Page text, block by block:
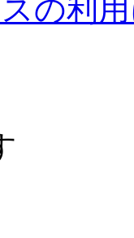
の利